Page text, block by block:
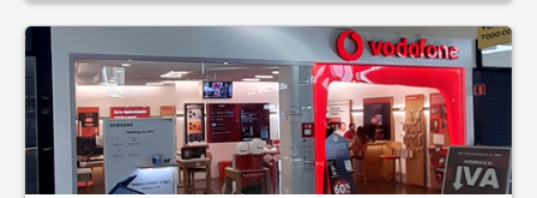
L´Eliana
Manises
Mislata
Moncada